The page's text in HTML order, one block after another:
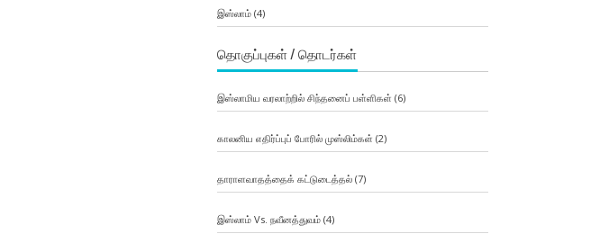
இஸ்லாம்(4)
தொகுப்புகள் / தொடர்கள்
இஸ்லாமிய வரலாற்றில் சிந்தனைப் பள்ளிகள் (6)
காலனிய எதிர்ப்புப் போரில் முஸ்லிம்கள் (2)
தாராளவாதத்தைக் கட்டுடைத்தல்(7)
இஸ்லாம் Vs. நவீனத்துவம்(4)